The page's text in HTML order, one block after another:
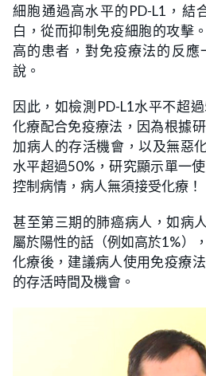
細胞通過高水平的PD-L1，結
白，從而抑制免疫細胞的攻擊
高的患者，對免疫療法的反應
說。
因此，如檢測PD-L1水平不超
化療配合免疫療法，因為根據
加病人的存活機會，以及無惡
水平超過50%，研究顯示單一
控制病情，病人無須接受化療！
甚至第三期的肺癌病人，如病
屬於陽性的話（例如高於1%）
化療後，建議病人使用免疫療
的存活時間及機會。